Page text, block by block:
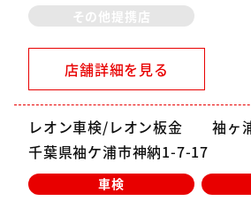
その他提携店
店舗詳細を見る
レオン車検/レオン板金 袖ヶ
千葉県袖ケ浦市神納1-7-17
車検